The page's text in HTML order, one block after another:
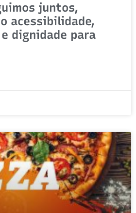
juntos,
acessibilidade,
dignidade para